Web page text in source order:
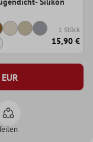
1 Stück
15,90 €
EUR